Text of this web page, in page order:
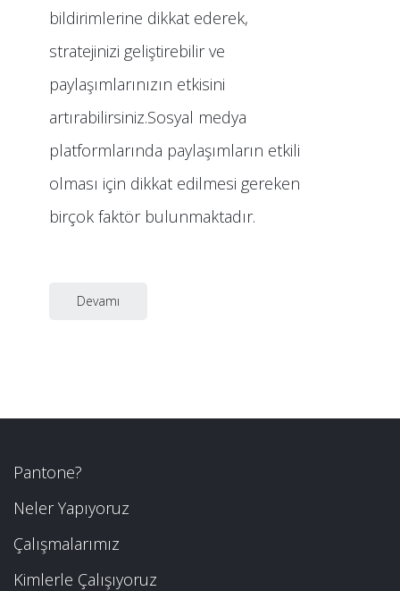
bildirimlerine dikkat ederek,
stratejinizi geliştirebilir ve
paylaşımlarınızın etkisini
artırabilirsiniz.Sosyal medya
platformlarında paylaşımların etkili
olması için dikkat edilmesi gereken
birçok faktör bulunmaktadır.
Devamı
Pantone?
Neler Yapıyoruz
Çalışmalarımız
Kimlerle Çalışıyoruz